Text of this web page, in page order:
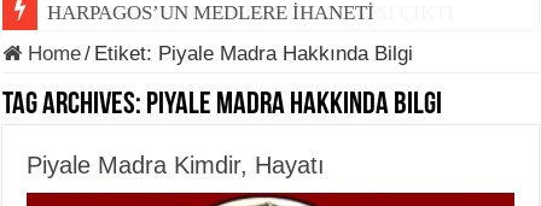
BERNAMEGEH DERGİSİNİN 7. SAYISI ÇIKTI
HARPAGOS’UN MEDLERE İHANETİ
Home/ Etiket: Piyale Madra Hakkında Bilgi
Tag Archives: Piyale Madra Hakkında Bilgi
Piyale Madra Kimdir, Hayatı